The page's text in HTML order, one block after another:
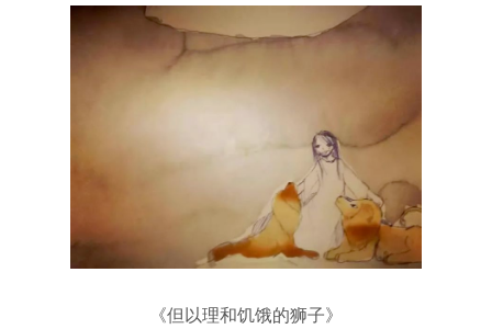
《但以理和饥饿的狮子》